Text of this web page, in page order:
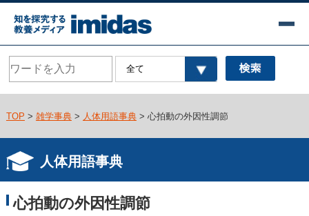
TOP > 雑学事典> 人体用語事典> 心拍動の外因性調節
人体用語事典
心拍動の外因性調節